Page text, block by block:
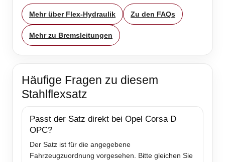
Mehr über Flex-Hydraulik Zu den FAQs
Mehr zu Bremsleitungen
Häufige Fragen zu diesem
Stahlflexsatz
Passt der Satz direkt bei Opel Corsa D
OPC?
Der Satz ist für die angegebene
Fahrzeugzuordnung vorgesehen. Bitte gleichen Sie